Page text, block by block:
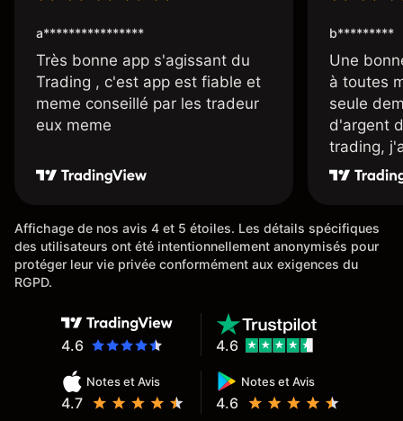
a****************
Très bonne app s'agissant du
Trading , c'est app est fiable et
meme conseillé par les tradeur
eux meme
b*********
Une
à toutes
seule
d'argent
trading,
une carte
Affichage de nos avis 4 et 5 étoiles. Les détails spécifiques
des utilisateurs ont été intentionnellement anonymisés pour
protéger leur vie privée conformément aux exigences du
RGPD.
4.6
Notes et Avis
4.7
Notes et Avis
4.6
4.6